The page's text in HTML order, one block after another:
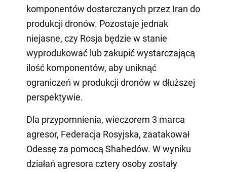
komponentów dostarczanych przez Iran do
produkcji dronów. Pozostaje jednak
niejasne, czy Rosja będzie w stanie
wyprodukować lub zakupić wystarczającą
ilość komponentów, aby uniknąć
ograniczeń w produkcji dronów w dłuższej
perspektywie.
Dla przypomnienia, wieczorem 3 marca
agresor, Federacja Rosyjska, zaatakował
Odessę za pomocą Shahedów. W wyniku
działań agresora cztery osoby zostały